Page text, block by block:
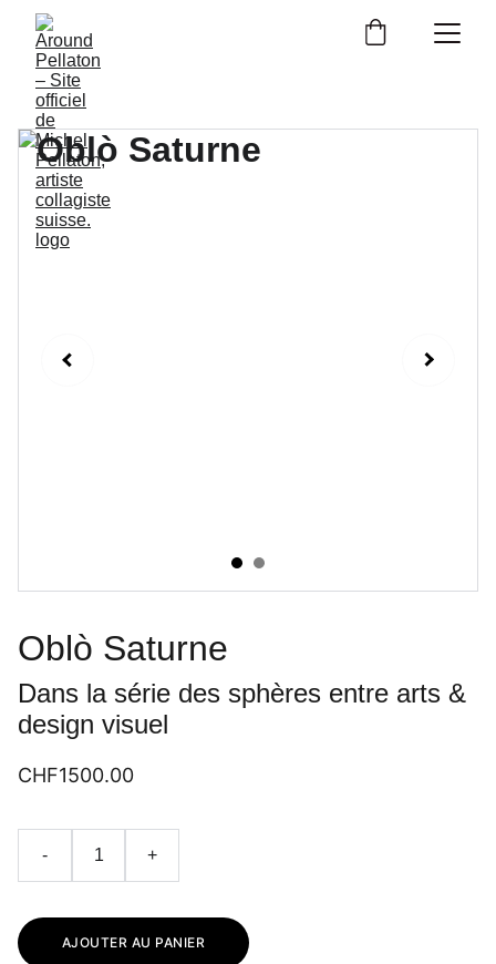
Oblò Saturne
Dans la série des sphères entre arts &
design visuel
CHF1500.00
- +
AJOUTER AU PANIER